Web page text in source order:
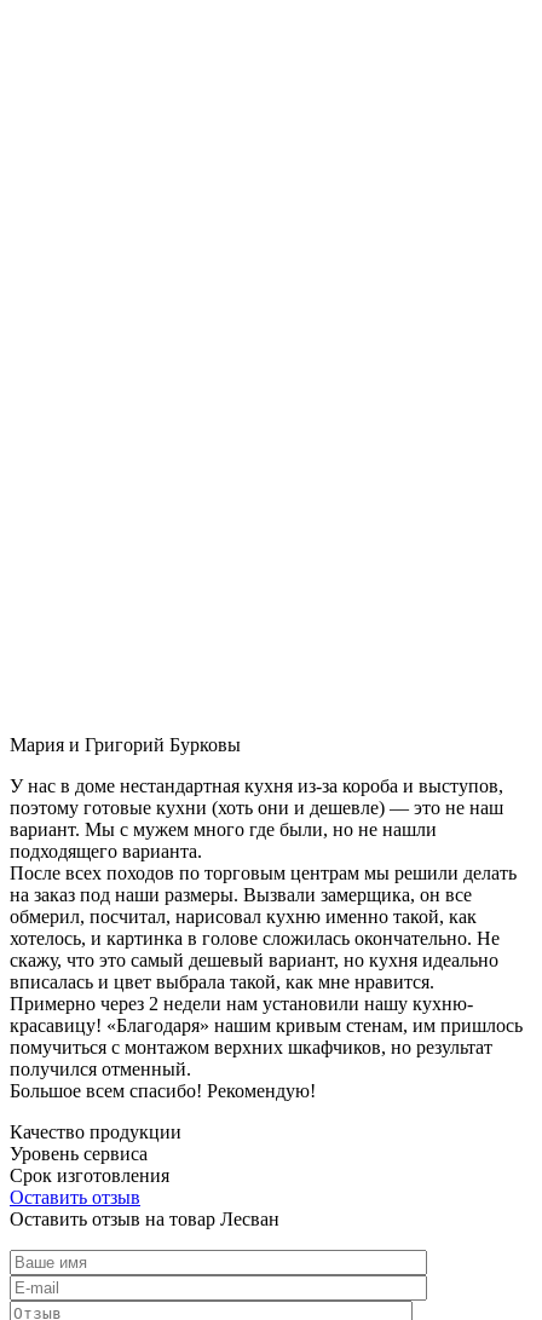
Мария и Григорий Бурковы
У нас в доме нестандартная кухня из-за короба и выступов,
поэтому готовые кухни (хоть они и дешевле) — это не наш
вариант. Мы с мужем много где были, но не нашли
подходящего варианта.
После всех походов по торговым центрам мы решили делать
на заказ под наши размеры. Вызвали замерщика, он все
обмерил, посчитал, нарисовал кухню именно такой, как
хотелось, и картинка в голове сложилась окончательно. Не
скажу, что это самый дешевый вариант, но кухня идеально
вписалась и цвет выбрала такой, как мне нравится.
Примерно через 2 недели нам установили нашу кухню-
красавицу! «Благодаря» нашим кривым стенам, им пришлось
помучиться с монтажом верхних шкафчиков, но результат
получился отменный.
Большое всем спасибо! Рекомендую!
Качество продукции
Уровень сервиса
Срок изготовления
Оставить отзыв
Оставить отзыв на товар Лесван